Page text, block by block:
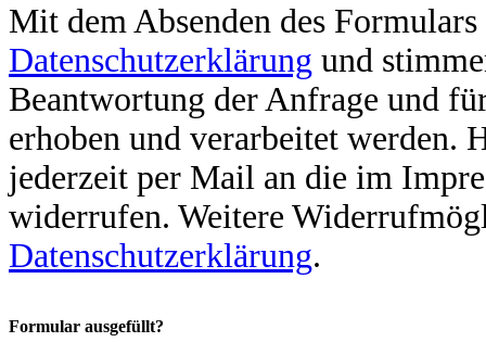
Mit dem Absenden des
Datenschutzerklärung und
Beantwortung der Anfrage und
erhoben und verarbeitet
jederzeit per Mail an die im
widerrufen. Weitere
Datenschutzerklärung.
Formular ausgefüllt?